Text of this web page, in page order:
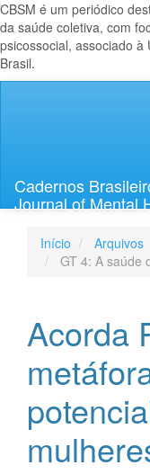
CBSM é um periódico
da saúde coletiva, com
psicossocial, associado
Brasil.
Lateral
Cadernos
Journal of Mental
Início Arquivos
GT 4: A saúde
Acorda